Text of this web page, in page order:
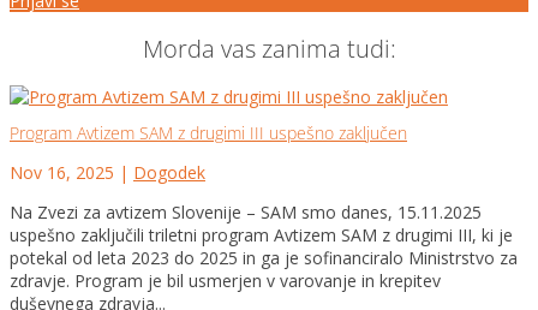
Morda vas zanima tudi:
Program Avtizem SAM z drugimi III uspešno zaključen
Nov 16, 2025 | Dogodek
Na Zvezi za avtizem Slovenije – SAM smo danes, 15.11.2025
uspešno zaključili triletni program Avtizem SAM z drugimi III, ki je
potekal od leta 2023 do 2025 in ga je sofinanciralo Ministrstvo za
zdravje. Program je bil usmerjen v varovanje in krepitev
duševnega zdravja...